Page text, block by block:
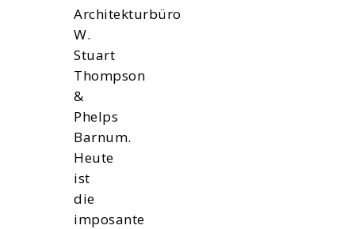
Architekturbüro
W.
Stuart
Thompson
&
Phelps
Barnum.
Heute
ist
die
imposante